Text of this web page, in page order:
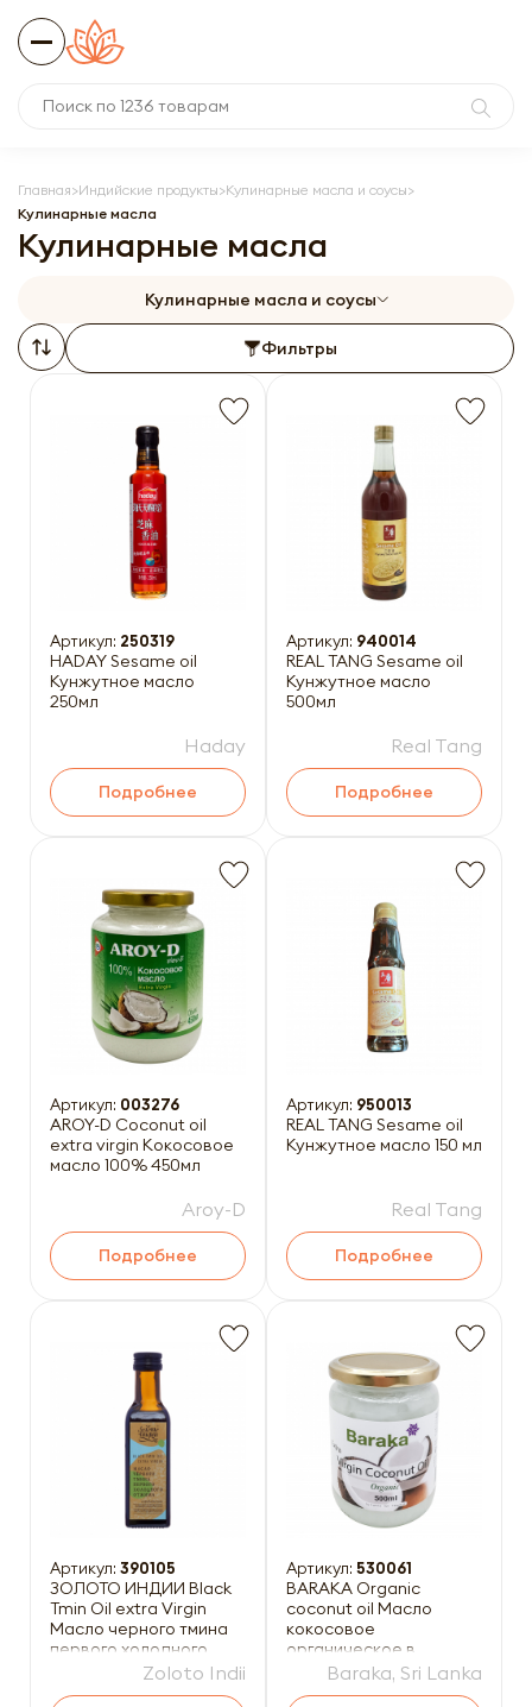
Главная Индийские продукты Кулинарные масла и соусы
Кулинарные масла
Кулинарные масла
Кулинарные масла и соусы
Фильтры
Артикул: 250319
HADAY Sesame oil
Кунжутное масло
250мл
Haday
Подробнее
Артикул: 940014
REAL TANG Sesame oil
Кунжутное масло
500мл
Real Tang
Подробнее
Артикул: 003276
AROY-D Coconut oil
extra virgin Кокосовое
масло 100% 450мл
Aroy-D
Подробнее
Артикул: 950013
REAL TANG Sesame oil
Кунжутное масло 150 мл
Real Tang
Подробнее
Артикул: 390105
ЗОЛОТО ИНДИИ Black
Tmin Oil extra Virgin
Масло черного тмина
первого холодного
отжима 100млZoloto Indii
Артикул: 530061
BARAKA Organic
coconut oil Масло
кокосовое
органическое в
стеклянной банке 500г
Baraka, Sri Lanka